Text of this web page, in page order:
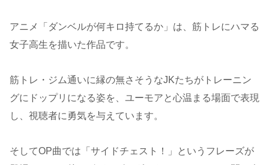
アニメ「ダンベルが何キロ持てるか」は、筋トレにハマる
女子高生を描いた作品です。
筋トレ・ジム通いに縁の無さそうなJKたちがトレーニン
グにドップリになる姿を、ユーモアと心温まる場面で表現
し、視聴者に勇気を与えています。
そしてOP曲では「サイドチェスト！」というフレーズが